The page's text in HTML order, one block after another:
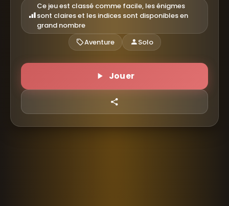
Ce jeu est classé comme facile, les énigmes
sont claires et les indices sont disponibles en
grand nombre
Aventure
Solo
Jouer